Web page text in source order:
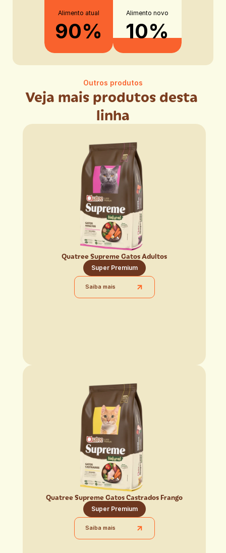
Alimento atual
90%
Alimento novo
10%
Outros produtos
Veja mais produtos desta
linha
Quatree Supreme Gatos Adultos
Super Premium
Saiba mais
Quatree Supreme Gatos Castrados Frango
Super Premium
Saiba mais